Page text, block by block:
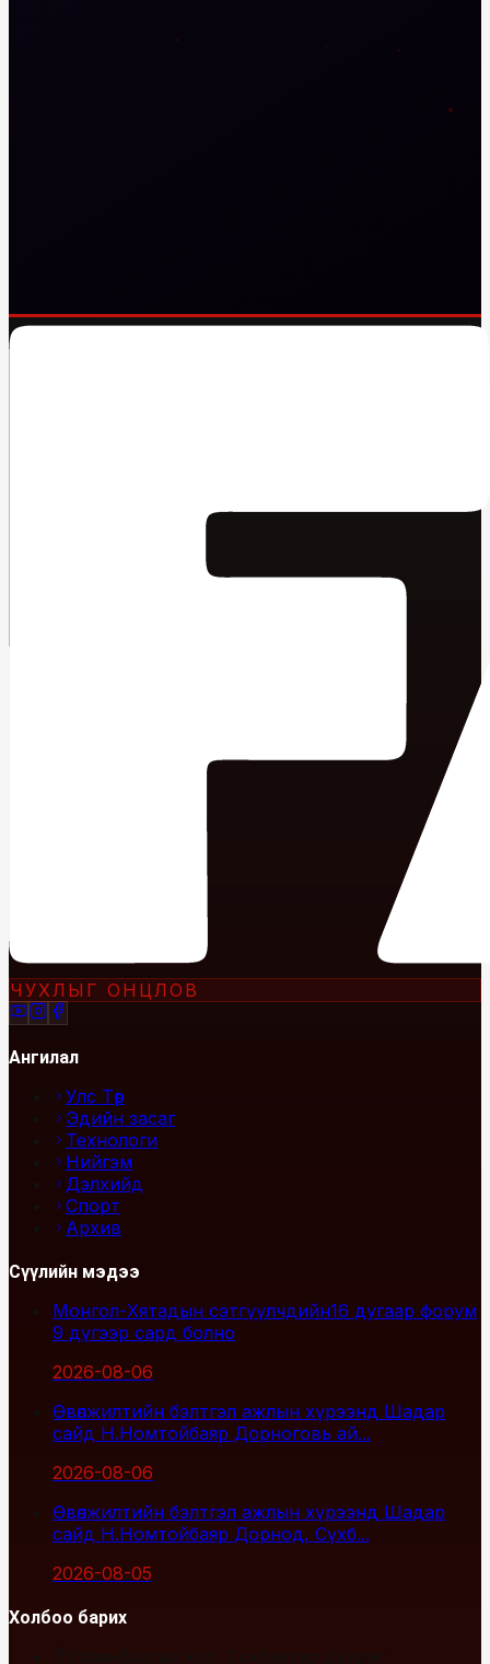
ЧУХЛЫГ ОНЦЛОВ
Ангилал
Улс Төр
Эдийн засаг
Технологи
Нийгэм
Дэлхийд
Спорт
Архив
Сүүлийн мэдээ
Монгол-Хятадын сэтгүүлчдийн16 дугаар форум
9 дүгээр сард болно
2026-08-06
Өвөлжилтийн бэлтгэл ажлын хүрээнд Шадар
сайд Н.Номтойбаяр Дорноговь ай...
2026-08-06
Өвөлжилтийн бэлтгэл ажлын хүрээнд Шадар
сайд Н.Номтойбаяр Дорнод, Сүхб...
2026-08-05
Холбоо барих